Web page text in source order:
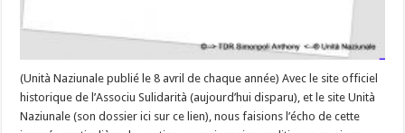
(Unità Naziunale publié le 8 avril de chaque année) Avec le site officiel
historique de l’Associu Sulidarità (aujourd’hui disparu), et le site Unità
Naziunale (son dossier ici sur ce lien), nous faisions l’écho de cette